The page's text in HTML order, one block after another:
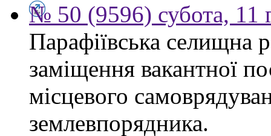
№ 50 (9596) субота, 11
Парафіївська селищна
заміщення вакантної
місцевого
землевпорядника.